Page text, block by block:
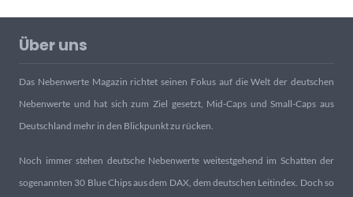
Über uns
Das Nebenwerte Magazin richtet seinen Fokus auf die Welt der deutschen
Nebenwerte und hat sich zum Ziel gesetzt, Mid-Caps und Small-Caps aus
Deutschland mehr in den Blickpunkt zu rücken.
Noch immer stehen deutsche Nebenwerte weitestgehend im Schatten der
sogenannten 30 Blue Chips aus dem DAX, dem deutschen Leitindex. Doch so